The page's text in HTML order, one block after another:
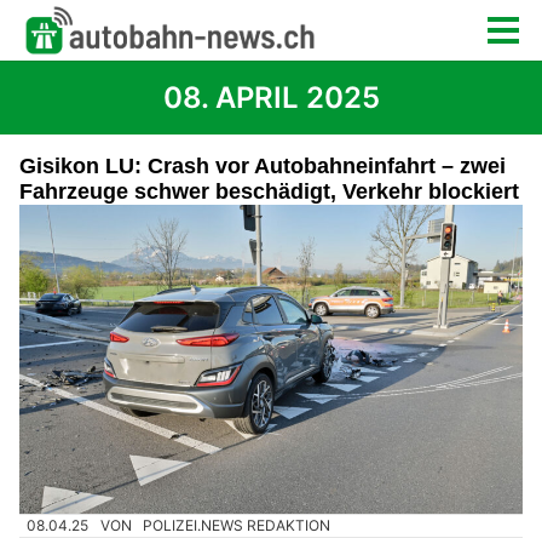
08. APRIL 2025
Gisikon LU: Crash vor Autobahneinfahrt – zwei
Fahrzeuge schwer beschädigt, Verkehr blockiert
08.04.25 VON POLIZEI.NEWS REDAKTION